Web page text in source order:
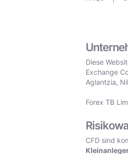
Diese
Exchange
Aglantzia,
Forex TB
CFD sind